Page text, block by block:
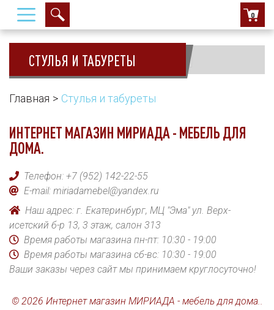
0
СТУЛЬЯ И ТАБУРЕТЫ
Сортировать:
Главная Стулья и табуреты
ИНТЕРНЕТ МАГАЗИН МИРИАДА - МЕБЕЛЬ ДЛЯ
ДОМА.
Телефон: +7 (952) 142-22-55
E-mail: miriadamebel@yandex.ru
Наш адрес: г. Екатеринбург, МЦ "Эма" ул. Верх-
исетский б-р 13, 3 этаж, салон 313
Время работы магазина пн-пт: 10:30 - 19:00
Время работы магазина сб-вс: 10:30 - 19:00
Ваши заказы через сайт мы принимаем круглосуточно!
© 2026 Интернет магазин МИРИАДА - мебель для дома..